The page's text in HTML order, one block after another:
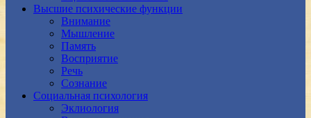
Высшие психические функции
Внимание
Мышление
Память
Восприятие
Речь
Сознание
Социальная психология
Эклиология